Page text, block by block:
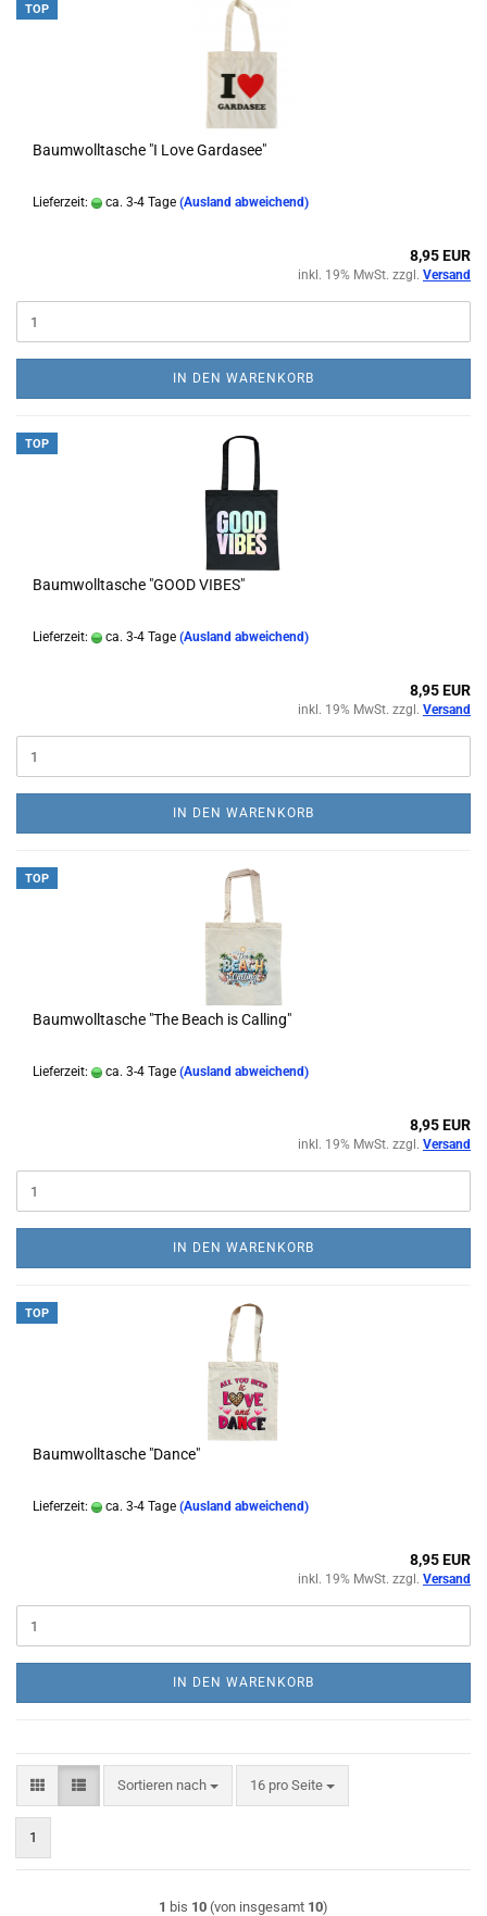
TOP
Baumwolltasche "I Love Gardasee"
Lieferzeit: ca. 3-4 Tage (Ausland abweichend)
8,95 EUR
inkl. 19% MwSt. zzgl. Versand
IN DEN WARENKORB
TOP
Baumwolltasche "GOOD VIBES"
Lieferzeit: ca. 3-4 Tage (Ausland abweichend)
8,95 EUR
inkl. 19% MwSt. zzgl. Versand
IN DEN WARENKORB
TOP
Baumwolltasche "The Beach is Calling"
Lieferzeit: ca. 3-4 Tage (Ausland abweichend)
8,95 EUR
inkl. 19% MwSt. zzgl. Versand
IN DEN WARENKORB
TOP
Baumwolltasche "Dance"
Lieferzeit: ca. 3-4 Tage (Ausland abweichend)
8,95 EUR
inkl. 19% MwSt. zzgl. Versand
IN DEN WARENKORB
Sortieren nach
Sortieren nach 16 pro Seite
pro Seite
1
1 bis 10 (von insgesamt 10)